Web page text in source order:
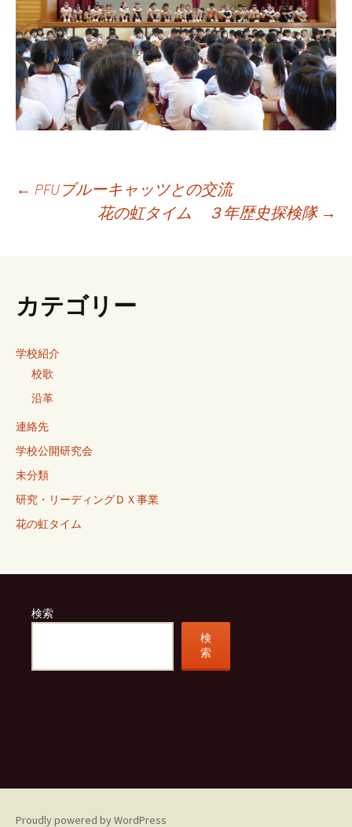
Post
← PFUブルーキャッツとの交流
花の虹タイム ３年歴史探検隊 →
カテゴリー
学校紹介
校歌
沿革
連絡先
学校公開研究会
未分類
研究・リーディングＤＸ事業
花の虹タイム
検索
検
索
Proudly powered by WordPress